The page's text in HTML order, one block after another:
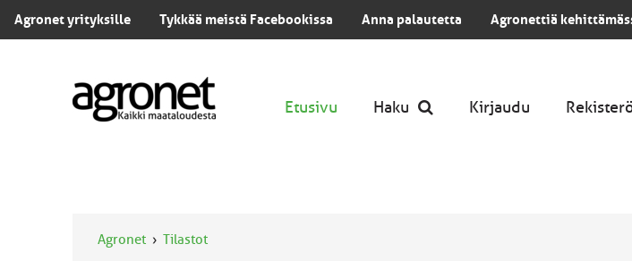
Agronet yrityksille Tykkää meistä Facebookissa Anna palautetta Agronettiä
Etusivu Haku Kirjaudu
Agronet Tilastot